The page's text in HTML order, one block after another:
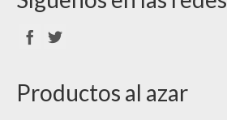
Productos al azar